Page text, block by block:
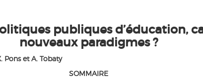
publiques d’éducation,
nouveaux paradigmes ?
Pons et A. Tobaty
SOMMAIRE